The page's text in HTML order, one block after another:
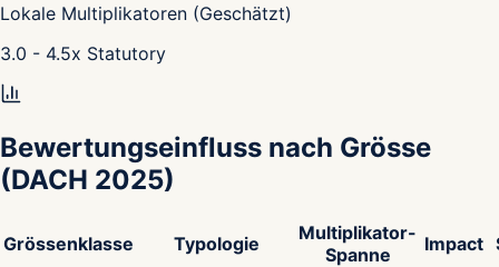
Lokale Multiplikatoren (Geschätzt)
3.0 - 4.5x Statutory
Bewertungseinfluss nach Grösse
(DACH 2025)
Grössenklasse Typologie
Multiplikator-
Spanne
Impact